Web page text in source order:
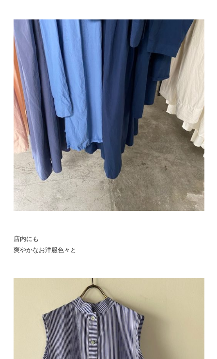
店内にも
爽やかなお洋服色々と